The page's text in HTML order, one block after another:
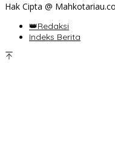
Hak Cipta @
👑Redaksi
Indeks Berita